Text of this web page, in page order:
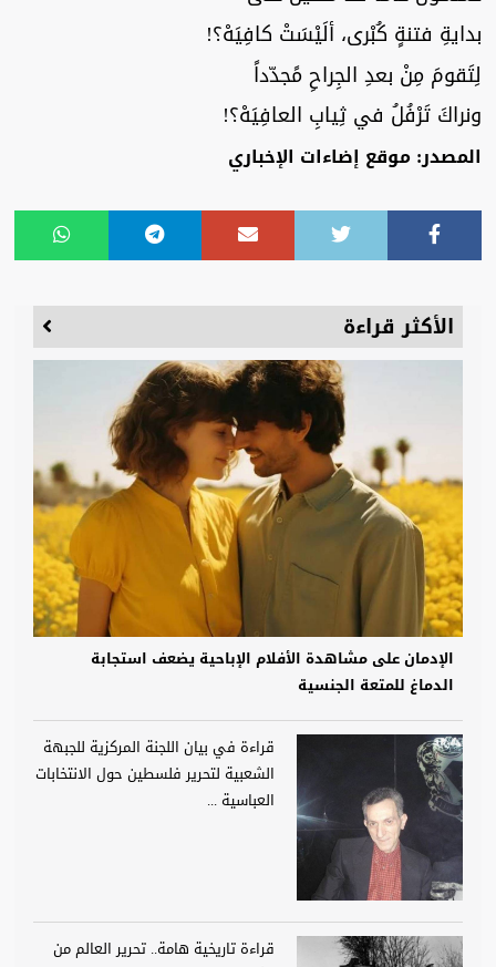
بدايةِ فتنةٍ كُبْرى، ألَيْسَتْ كافِيَهْ؟!
لِتَقومَ مِنْ بعدِ الجِراحِ مًجدّداً
ونراكَ تَرْفُلُ في ثِيابِ العافِيَهْ؟!
المصدر: موقع إضاءات الإخباري
الأكثر قراءة
الإدمان على مشاهدة الأفلام الإباحية يضعف استجابة
الدماغ للمتعة الجنسية
قراءة في بيان اللجنة المركزية للجبهة
الشعبية لتحرير فلسطين حول الانتخابات
العباسية ...
قراءة تاريخية هامة.. تحرير العالم من